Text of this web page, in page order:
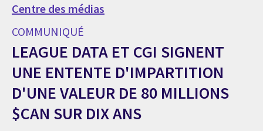
Centre des médias
COMMUNIQUÉ
LEAGUE DATA ET CGI SIGNENT
UNE ENTENTE D'IMPARTITION
D'UNE VALEUR DE 80 MILLIONS
$CAN SUR DIX ANS